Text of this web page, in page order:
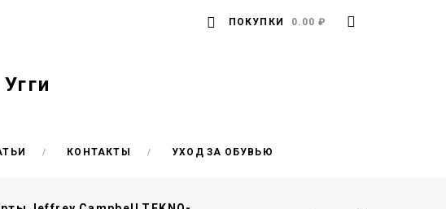
ПОКУПКИ 0.00 ₽
КОНТАКТЫ УХОД ЗА ОБУВЬЮ